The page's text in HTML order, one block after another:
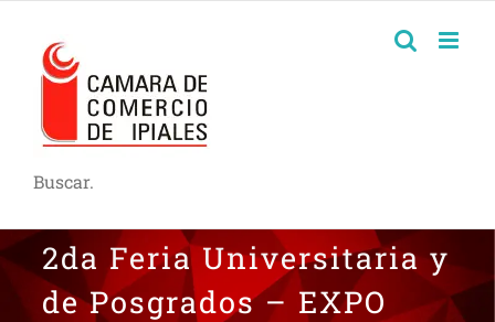
Buscar.
2da Feria Universitaria y
de Posgrados – EXPO